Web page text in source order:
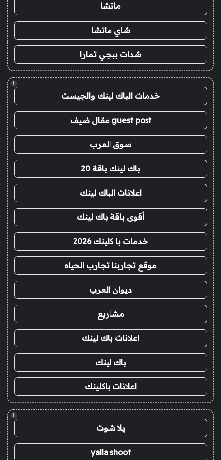
ماتشا
شاي ماتشا
شدات ببجي تمارا
!
خدمات الباك لينك والجيست
guest post مقال ضيف
سوق العرب
باك لينك باقة 20
اعلانات الباك لينك
أقوى باقة باك لينك
خدمات با كلينك 2026
موقع تجاربنا تجارب الحياه
ديوان العرب
مشاريع
اعلانات باك لينك
باك لينك
اعلانات باكلينك
!
يلا شوت
yalla shoot